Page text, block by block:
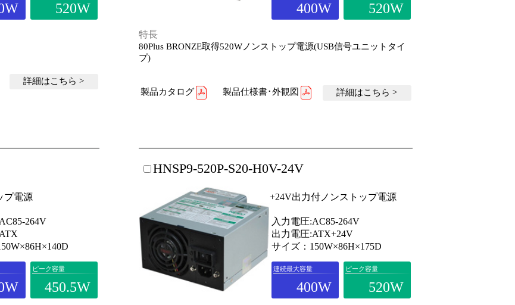
520W
詳細はこちら >
400W 520W
特長
80Plus BRONZE取得520Wノンストップ電源(USB信号ユニットタイ
プ)
製品カタログ 製品仕様書･外観図 詳細はこちら >
プ電源
264V
ピーク容量
450.5W
HNSP9-520P-S20-H0V-24V
+24V出力付ノンストップ電源
入力電圧:AC85-264V
出力電圧:ATX+24V
サイズ：150W×86H×175D
連続最大容量
400W
ピーク容量
520W